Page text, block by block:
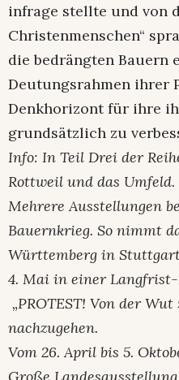
infrage stellte und von
Christenmenschen“
die bedrängten Bauern
Deutungsrahmen ihrer
Denkhorizont für ihre
grundsätzlich zu
Info: In Teil Drei der
Rottweil und das Umfeld.
Mehrere Ausstellungen
Bauernkrieg. So nimmt
Württemberg in
4. Mai in einer Langfrist-
„PROTEST! Von der
nachzugehen.
Vom 26. April bis 5.
Große